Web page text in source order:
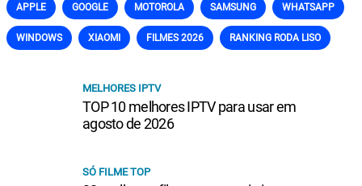
APPLE GOOGLE MOTOROLA SAMSUNG WHATSAPP
WINDOWS XIAOMI FILMES 2026 RANKING RODA LISO
MELHORES IPTV
TOP 10 melhores IPTV para usar em
agosto de 2026
SÓ FILME TOP